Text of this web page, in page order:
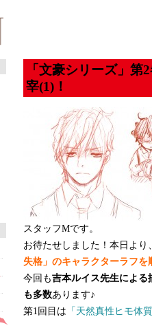
「文豪シリーズ」第
宰(1)！
スタッフMです。
お待たせしました！本日より
失格」のキャラクターラフを
今回も吉本ルイス先生による
も多数あります♪
第1回目は 「天然真性ヒモ体